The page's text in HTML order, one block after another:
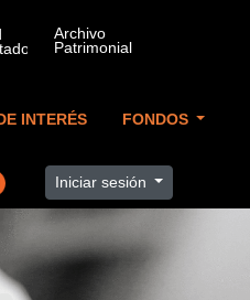
INTERÉS FONDOS
Iniciar sesión